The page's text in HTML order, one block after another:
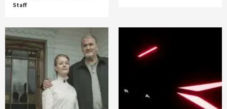
Staff